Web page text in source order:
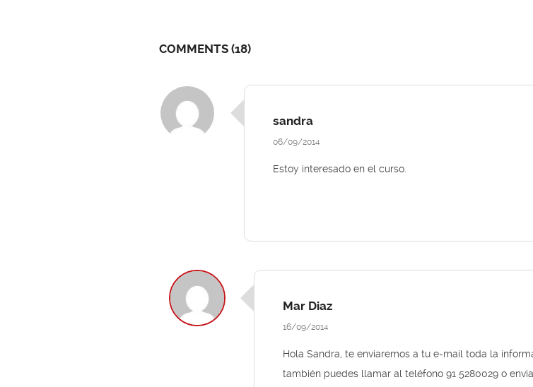
COMMENTS (18)
sandra
06/09/2014
Estoy interesado en el curso.
Mar Diaz
16/09/2014
Hola Sandra, te enviaremos a tu e-mail toda la
también puedes llamar al teléfono 91 5280029 o